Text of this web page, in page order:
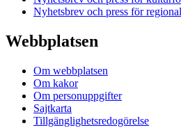
Nyhetsbrev och press för
Webbplatsen
Om webbplatsen
Om kakor
Om personuppgifter
Sajtkarta
Tillgänglighetsredogörelse